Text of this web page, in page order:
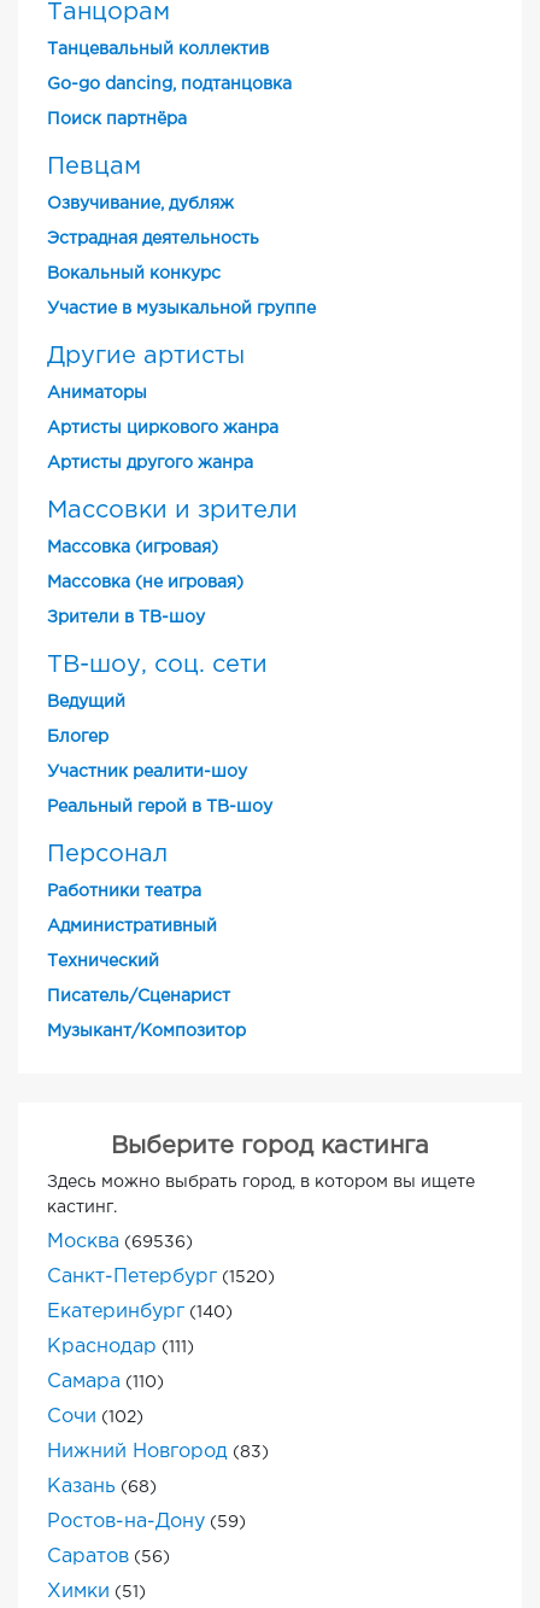
Танцорам
Танцевальный коллектив
Go-go dancing, подтанцовка
Поиск партнёра
Певцам
Озвучивание, дубляж
Эстрадная деятельность
Вокальный конкурс
Участие в музыкальной группе
Другие артисты
Аниматоры
Артисты циркового жанра
Артисты другого жанра
Массовки и зрители
Массовка (игровая)
Массовка (не игровая)
Зрители в ТВ-шоу
ТВ-шоу, соц. сети
Ведущий
Блогер
Участник реалити-шоу
Реальный герой в ТВ-шоу
Персонал
Работники театра
Административный
Технический
Писатель/Сценарист
Музыкант/Композитор
Выберите город кастинга
Здесь можно выбрать город, в котором вы ищете
кастинг.
Москва (69536)
Санкт-Петербург (1520)
Екатеринбург (140)
Краснодар (111)
Самара (110)
Сочи (102)
Нижний Новгород (83)
Казань (68)
Ростов-на-Дону (59)
Саратов (56)
Химки (51)